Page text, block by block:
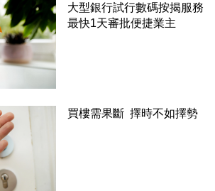
大型銀行試行數碼按揭服務
最快1天審批便捷業主
買樓需果斷 擇時不如擇勢